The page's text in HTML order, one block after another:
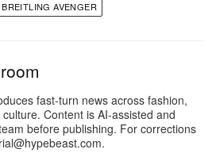
BREITLING AVENGER
fast-turn news across fashion,
Content is AI-assisted and
before publishing. For corrections